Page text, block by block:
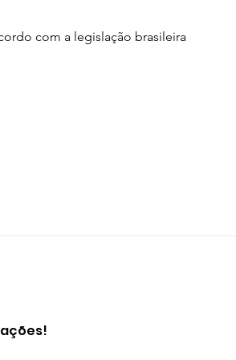
com a legislação brasileira